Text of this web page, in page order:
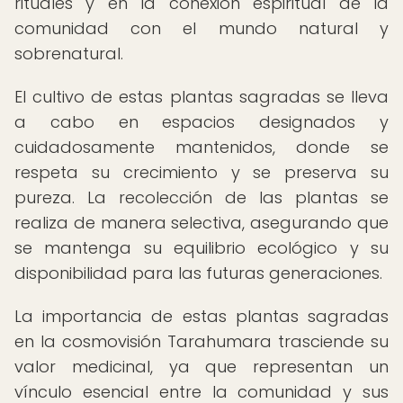
comunidad con el mundo natural y
sobrenatural.
El cultivo de estas plantas sagradas se lleva
a cabo en espacios designados y
cuidadosamente mantenidos, donde se
respeta su crecimiento y se preserva su
pureza. La recolección de las plantas se
realiza de manera selectiva, asegurando que
se mantenga su equilibrio ecológico y su
disponibilidad para las futuras generaciones.
La importancia de estas plantas sagradas
en la cosmovisión Tarahumara trasciende su
valor medicinal, ya que representan un
vínculo esencial entre la comunidad y sus